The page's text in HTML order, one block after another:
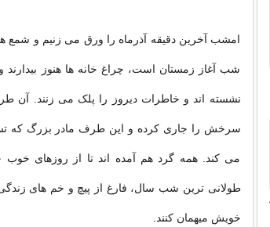
امشب آخرین دقیقه آذرماه را ورق می زنیم و شمع
شب آغاز زمستان است، چراغ خانه ها هنوز
نشسته اند و خاطرات دیروز را پلک می زنند. آن
سرخش را جاری کرده و این طرف مادر بزرگ که
می کند. همه گرد هم آمده اند تا از روزهای خوب
طولانی ترین شب سال، فارغ از پیچ و خم های
خویش میهمان کنند.